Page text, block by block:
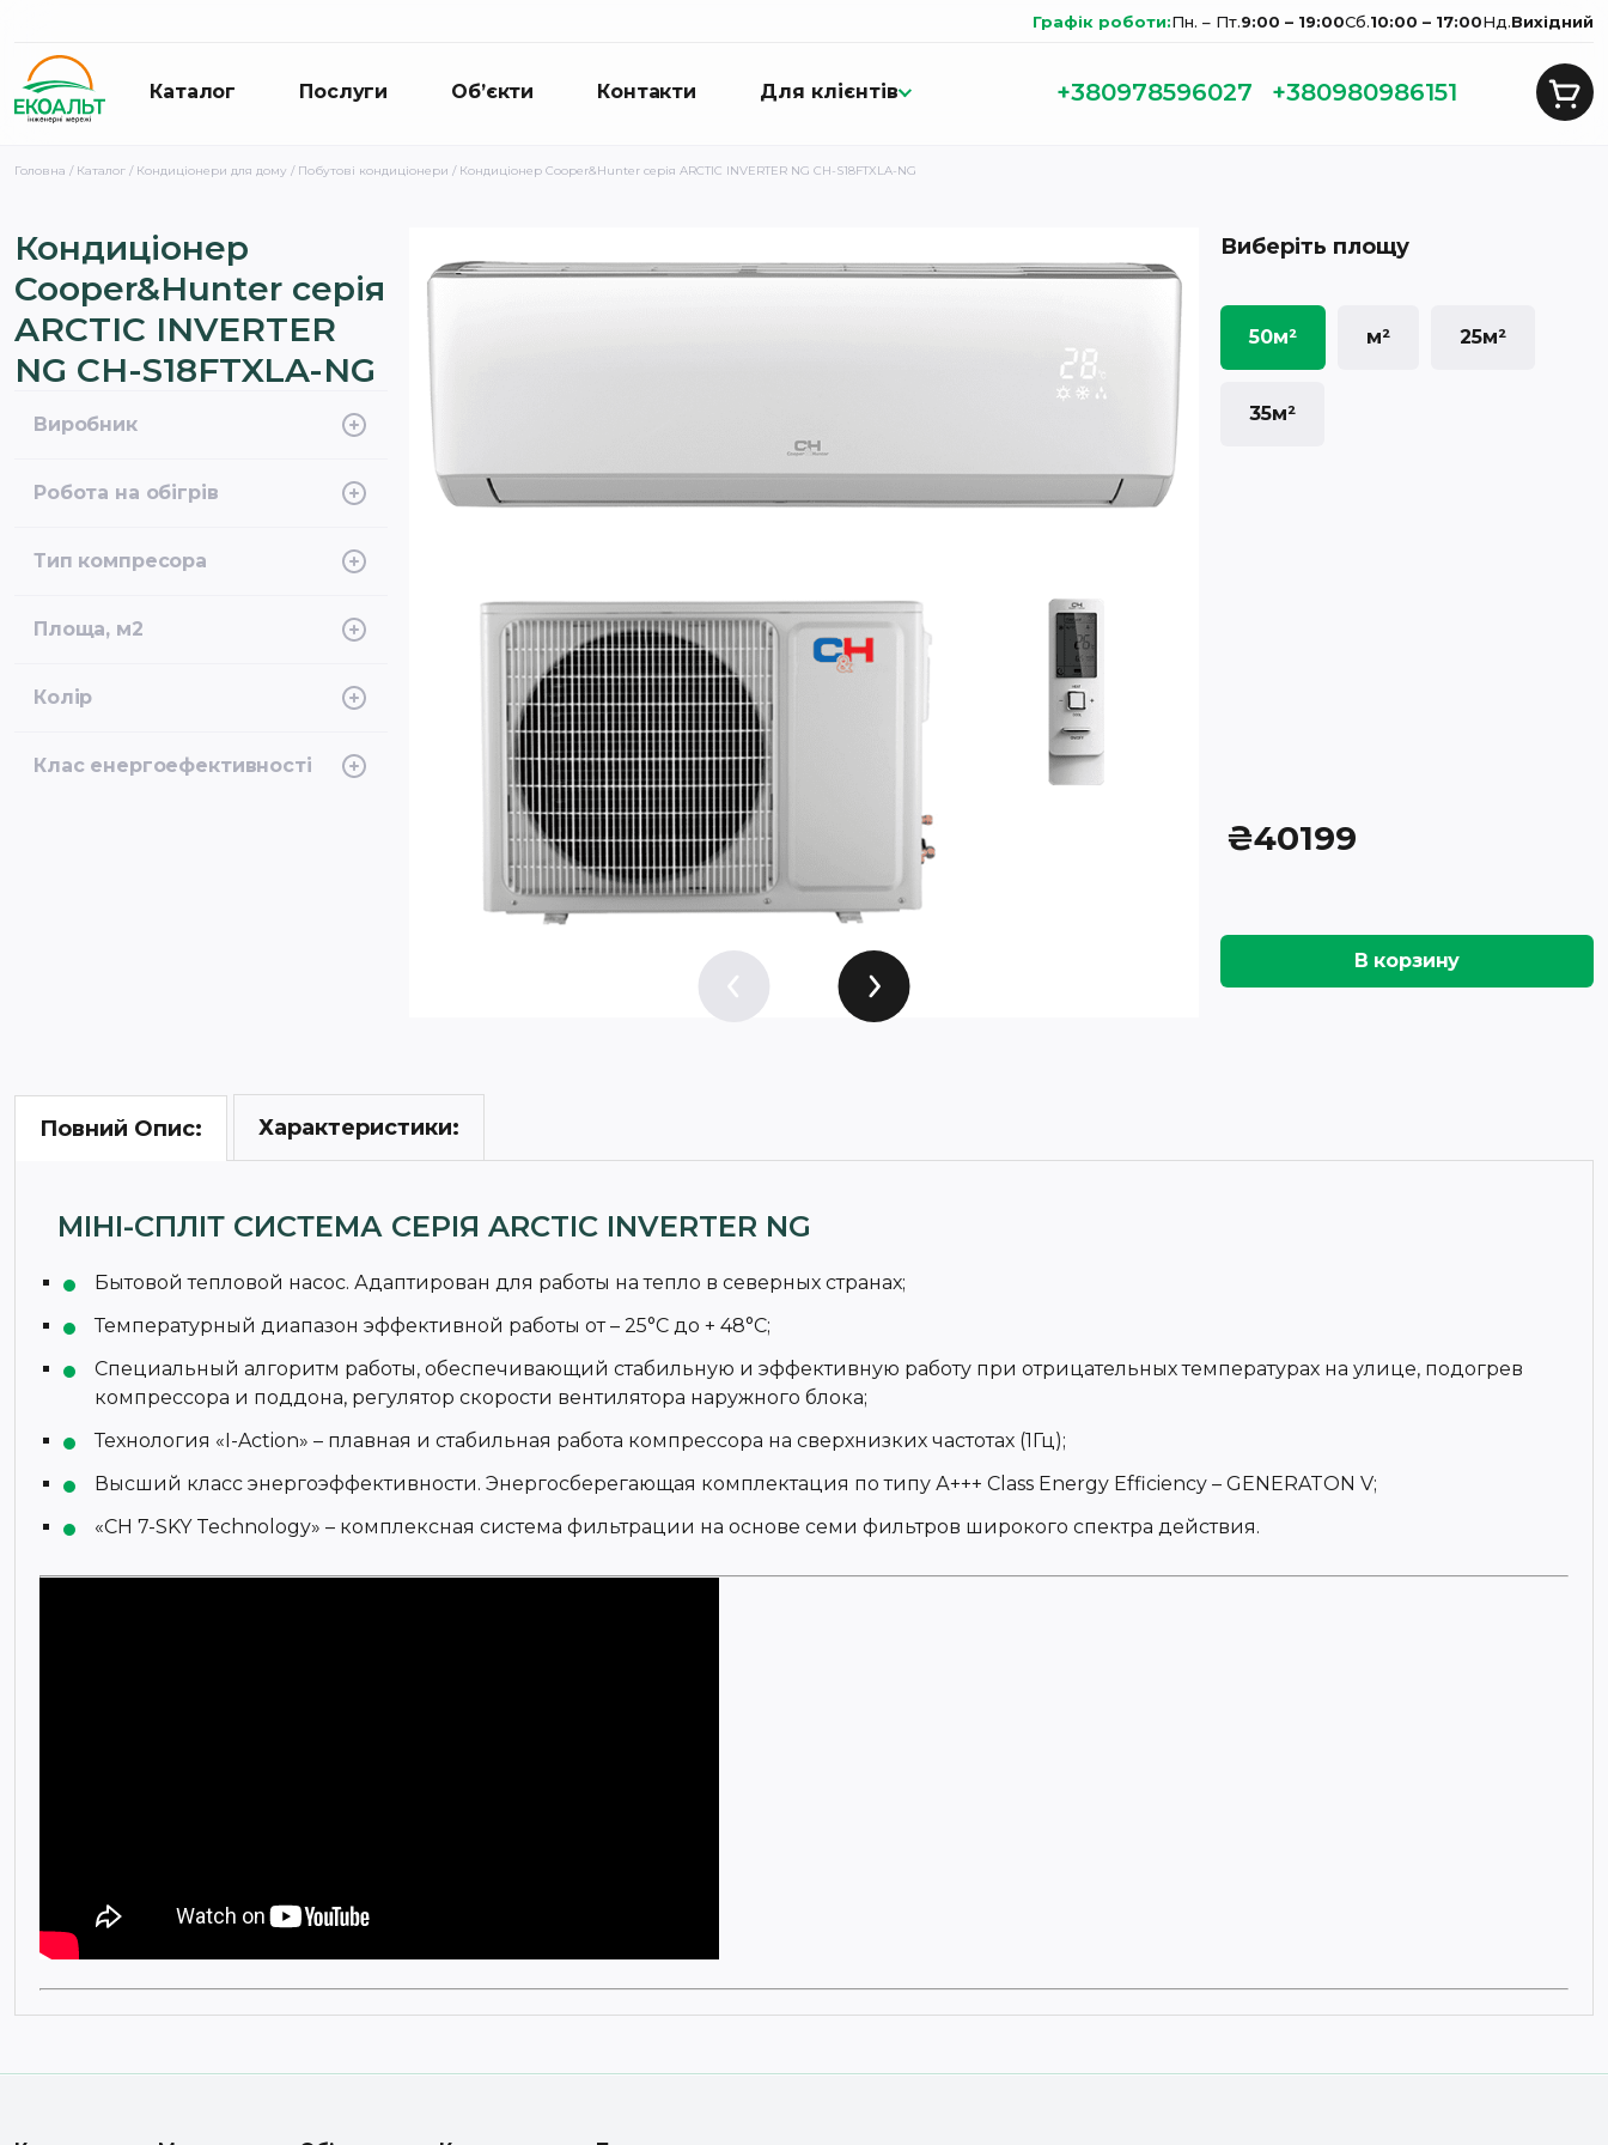
Графік роботи:Пн. – Пт.9:00 – 19:00Сб.10:00 – 17:00Нд.Вихідний
Каталог Послуги Об’єкти Контакти Для клієнтів +380978596027 +380980986151
Головна / Каталог / Кондиціонери для дому / Побутові кондиціонери / Кондиціонер Cooper&Hunter серія ARCTIC INVERTER NG CH-S18FTXLA-NG
Кондиціонер
Cooper&Hunter серія
ARCTIC INVERTER
NG CH-S18FTXLA-NG
Виробник
Робота на обігрів
Тип компресора
Площа, м2
Колір
Клас енергоефективності
Виберіть площу
50м² м² 25м²
35м²
₴40199
В корзину
Повний Опис: Характеристики:
МІНІ-СПЛІТ СИСТЕМА СЕРІЯ ARCTIC INVERTER NG
Бытовой тепловой насос. Адаптирован для работы на тепло в северных странах;
Температурный диапазон эффективной работы от – 25°С до + 48°С;
Специальный алгоритм работы, обеспечивающий стабильную и эффективную работу при отрицательных температурах на улице, подогрев
компрессора и поддона, регулятор скорости вентилятора наружного блока;
Технология «I-Action» – плавная и стабильная работа компрессора на сверхнизких частотах (1Гц);
Высший класс энергоэффективности. Энергосберегающая комплектация по типу А+++ Class Energy Efficiency – GENERATON V;
«CH 7-SKY Technology» – комплексная система фильтрации на основе семи фильтров широкого спектра действия.